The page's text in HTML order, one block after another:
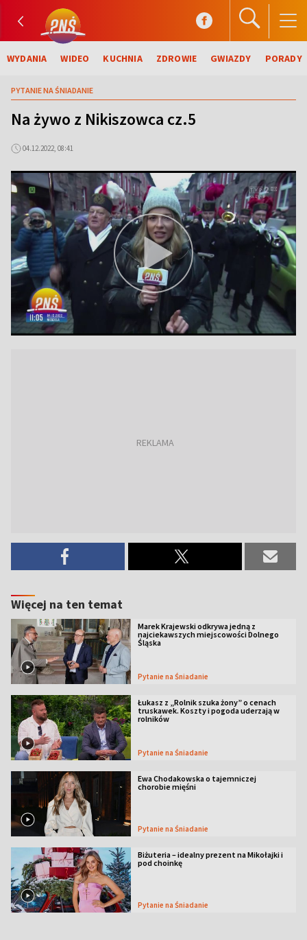
WYDANIA WIDEO KUCHNIA ZDROWIE GWIAZDY PORADY
PYTANIE NA ŚNIADANIE
Na żywo z Nikiszowca cz.5
04.12.2022, 08:41
Więcej na ten temat
Marek Krajewski odkrywa jedną z
najciekawszych miejscowości Dolnego
Śląska
Pytanie na Śniadanie
Łukasz z „Rolnik szuka żony” o cenach
truskawek. Koszty i pogoda uderzają w
rolników
Pytanie na Śniadanie
Ewa Chodakowska o tajemniczej
chorobie mięśni
Pytanie na Śniadanie
Biżuteria – idealny prezent na Mikołajki i
pod choinkę
Pytanie na Śniadanie